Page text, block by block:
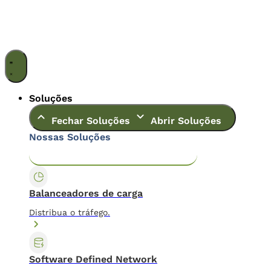
Soluções
Fechar Soluções
Abrir Soluções
Nossas Soluções
Balanceadores de carga
Distribua o tráfego.
Software Defined Network